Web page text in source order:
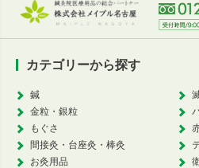
カテゴリーから探す
鍼
金粒・銀粒
もぐさ
間接灸・台座灸・棒灸
お灸用品